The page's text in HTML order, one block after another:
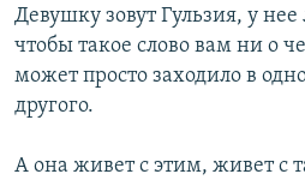
Девушку зовут Гульзия, у
чтобы такое слово вам ни о
может просто заходило в
другого.
А она живет с этим, живет с